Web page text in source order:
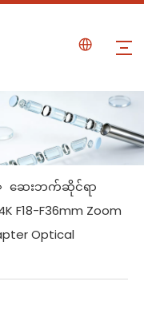
ဆေးဘက်ဆိုင်ရာ
F18-F36mm Zoom
Optical